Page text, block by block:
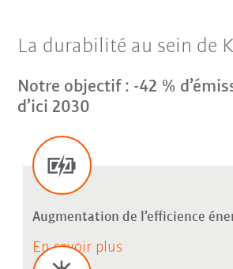
La durabilité au sein de
Notre objectif : -42 %
d’ici 2030
Augmentation de l’efficience
En savoir plus